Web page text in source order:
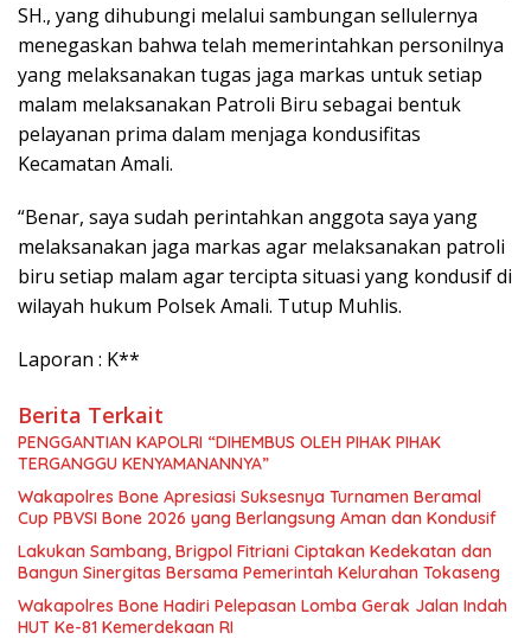
SH., yang dihubungi melalui sambungan sellulernya
menegaskan bahwa telah memerintahkan personilnya
yang melaksanakan tugas jaga markas untuk setiap
malam melaksanakan Patroli Biru sebagai bentuk
pelayanan prima dalam menjaga kondusifitas
Kecamatan Amali.
“Benar, saya sudah perintahkan anggota saya yang
melaksanakan jaga markas agar melaksanakan patroli
biru setiap malam agar tercipta situasi yang kondusif di
wilayah hukum Polsek Amali. Tutup Muhlis.
Laporan : K**
Berita Terkait
PENGGANTIAN KAPOLRI “DIHEMBUS OLEH PIHAK PIHAK
TERGANGGU KENYAMANANNYA”
Wakapolres Bone Apresiasi Suksesnya Turnamen Beramal
Cup PBVSI Bone 2026 yang Berlangsung Aman dan Kondusif
Lakukan Sambang, Brigpol Fitriani Ciptakan Kedekatan dan
Bangun Sinergitas Bersama Pemerintah Kelurahan Tokaseng
Wakapolres Bone Hadiri Pelepasan Lomba Gerak Jalan Indah
HUT Ke-81 Kemerdekaan RI